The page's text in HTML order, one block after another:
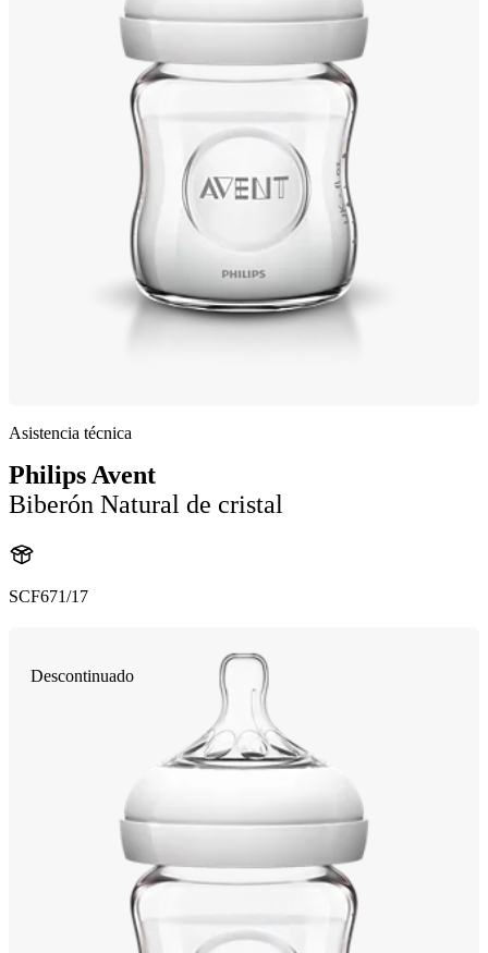
Asistencia técnica
Philips Avent
Biberón Natural de cristal
SCF671/17
Descontinuado